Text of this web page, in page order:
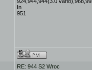
In
951
RE: 944 S2 Wroc